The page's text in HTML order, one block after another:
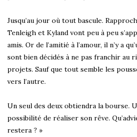
Jusqu’au jour où tout bascule.
Tenleigh et Kyland vont peu à peu
amis. Or de l’amitié à l’amour, il n’y a
sont bien décidés à ne pas franchir au
projets. Sauf que tout semble les
vers l’autre.
Un seul des deux obtiendra la bourse.
possibilité de réaliser son rêve.
restera ? »